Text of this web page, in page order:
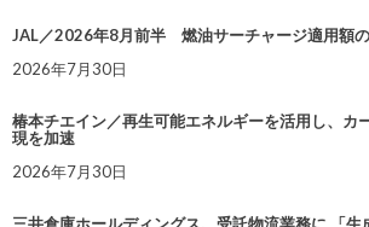
JAL／2026年8月前半 燃油サーチャージ適用額
2026年7月30日
椿本チエイン／再生可能エネルギーを活用し、カ
現を加速
2026年7月30日